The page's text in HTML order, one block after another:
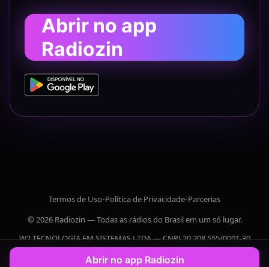
Abrir no app
Radiozin
Termos de Uso•Política de Privacidade•Parcerias
© 2026 Radiozin — Todas as rádios do Brasil em um só lugar.
W2 TECNOLOGIA EM SISTEMAS LTDA — CNPJ 20.208.555/0001-30
Abrir no app Radiozin